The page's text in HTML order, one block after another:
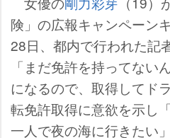
険」の広報キャンペーン
28日、都内で行われた記
「まだ免許を持ってない
になるので、取得してド
転免許取得に意欲を示し
一人で夜の海に行きたい